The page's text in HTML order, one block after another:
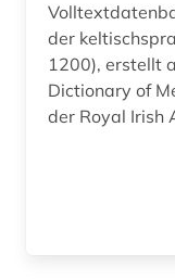
london (1)
lyrik (5)
der
1200), erstellt
Dictionary of
der Royal Irish